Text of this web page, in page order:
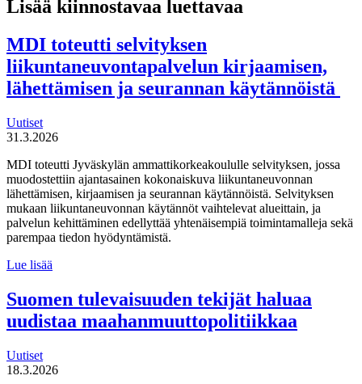
Lisää kiinnostavaa luettavaa
MDI toteutti selvityksen
liikuntaneuvontapalvelun kirjaamisen,
lähettämisen ja seurannan käytännöistä
Uutiset
31.3.2026
MDI toteutti Jyväskylän ammattikorkeakoululle selvityksen, jossa
muodostettiin ajantasainen kokonaiskuva liikuntaneuvonnan
lähettämisen, kirjaamisen ja seurannan käytännöistä. Selvityksen
mukaan liikuntaneuvonnan käytännöt vaihtelevat alueittain, ja
palvelun kehittäminen edellyttää yhtenäisempiä toimintamalleja sekä
parempaa tiedon hyödyntämistä.
Lue lisää
liikuntaneuvontapalvelun
kirjaamisen,
lähettämisen
käytännöistä
Suomen tulevaisuuden tekijät haluaa
uudistaa maahanmuuttopolitiikkaa
Uutiset
18.3.2026